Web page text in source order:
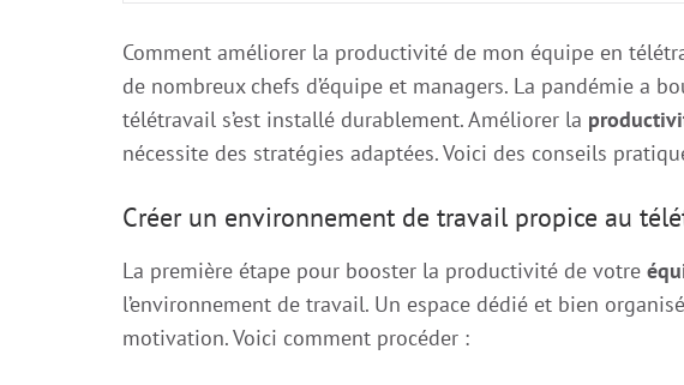
Comment améliorer la productivité de mon équipe en
de nombreux chefs d’équipe et managers. La pandémie a
télétravail s’est installé durablement. Améliorer la
nécessite des stratégies adaptées. Voici des conseils
Créer un environnement de travail propice au
La première étape pour booster la productivité de votre
l’environnement de travail. Un espace dédié et bien
motivation. Voici comment procéder :